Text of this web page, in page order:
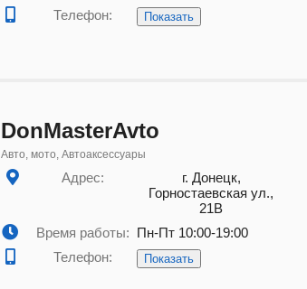
Телефон:
Показать
DonMasterAvto
Авто, мото, Автоаксессуары
Адрес:
г. Донецк,
Горностаевская ул.,
21В
Время работы: Пн-Пт 10:00-19:00
Телефон:
Показать